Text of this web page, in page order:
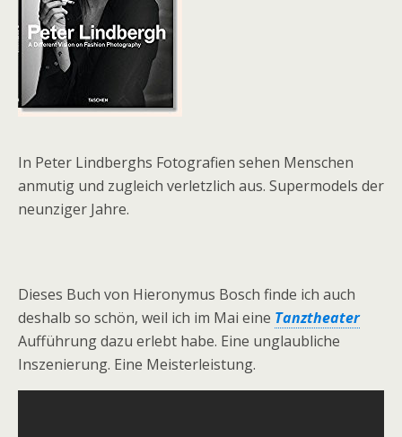
In Peter Lindberghs Fotografien sehen Menschen
anmutig und zugleich verletzlich aus. Supermodels der
neunziger Jahre.
Dieses Buch von Hieronymus Bosch finde ich auch
deshalb so schön, weil ich im Mai eine Tanztheater
Aufführung dazu erlebt habe. Eine unglaubliche
Inszenierung. Eine Meisterleistung.